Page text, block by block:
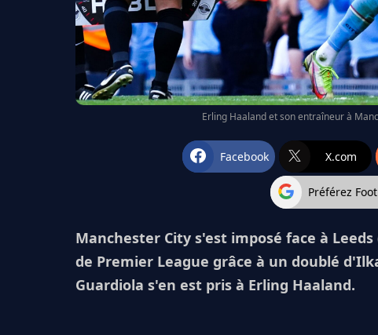
Erling Haaland et son entraîneur à
Facebook X.com
Préférez
Manchester City s'est imposé face à
de Premier League grâce à un doublé
Guardiola s'en est pris à Erling Haaland.